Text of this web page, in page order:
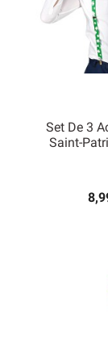
Set De 3
Saint-